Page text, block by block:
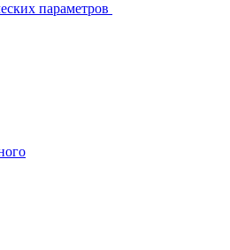
параметров